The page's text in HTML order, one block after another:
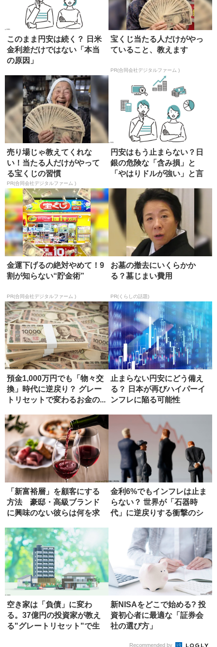
このまま円安は続く？ 日米
金利差だけではない「本当
の原因」
宝くじ当たる人だけがやっ
ていること、教えます
PR(合同会社デジタルファーム )
売り場じゃ教えてくれな
い！当たる人だけがやって
る宝くじの習慣
PR(合同会社デジタルファーム )
円安はもう止まらない？日
銀の危険な「含み損」と
「やはりドルが強い」と言
金運下げるの絶対やめて！9
割が知らない“貯金術”
PR(合同会社デジタルファーム )
お墓の撤去にいくらかか
る？墓じまい費用
PR(くらしの話題)
預金1,000万円でも「物々交
換」時代に逆戻り？ グレー
トリセットで変わるお金の...
止まらない円安にどう備え
る？ 日本が再びハイパーイ
ンフレに陥る可能性
「新富裕層」を顧客にする
方法 豪邸・高級ブランド
に興味のない彼らは何を求
金利6%でもインフレは止ま
らない？ 世界が「石器時
代」に逆戻りする衝撃のシ
空き家は「負債」に変わ
る。37億円の投資家が教え
る"グレートリセット"で生
新NISAをどこで始める? 投
資初心者に最適な「証券会
社の選び方」
Recommended by